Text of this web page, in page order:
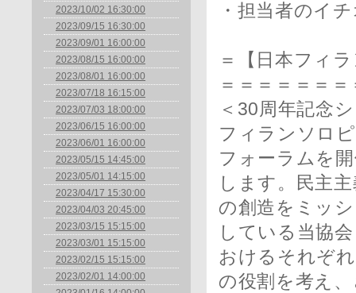
2023/10/02 16:30:00
2023/09/15 16:30:00
2023/09/01 16:00:00
2023/08/15 16:00:00
2023/08/01 16:00:00
2023/07/18 16:15:00
2023/07/03 18:00:00
2023/06/15 16:00:00
2023/06/01 16:00:00
2023/05/15 14:45:00
2023/05/01 14:15:00
2023/04/17 15:30:00
2023/04/03 20:45:00
2023/03/15 15:15:00
2023/03/01 15:15:00
2023/02/15 15:15:00
2023/02/01 14:00:00
・担当者のイ
＝【日本フィ
＝＝＝＝＝＝＝
＜30周年記念
フィランソロ
フォーラムを
します。民主
の創造をミッ
している当協
おけるそれぞ
の役割を考え